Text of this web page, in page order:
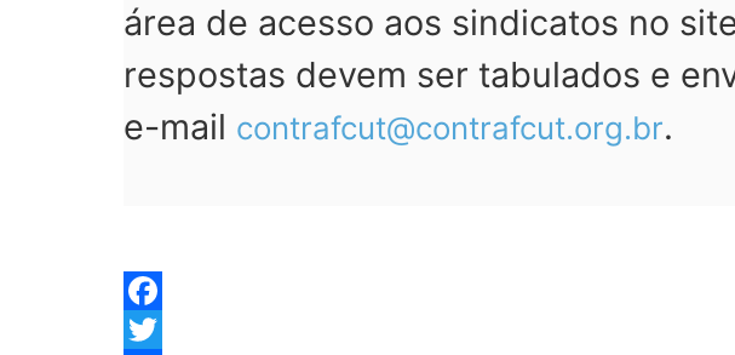
área de acesso aos sindicatos no
respostas devem ser tabulados e
e-mail contrafcut@contrafcut.org.br.
Facebook